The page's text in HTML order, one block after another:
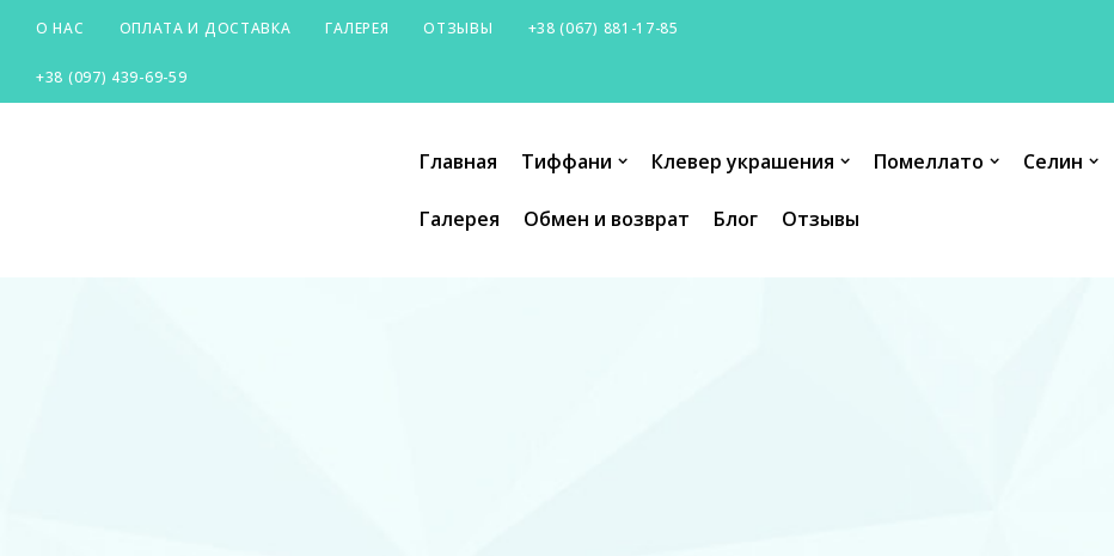
О НАС ОПЛАТА И ДОСТАВКА ГАЛЕРЕЯ ОТЗЫВЫ +38 (067) 881-17-85
+38 (097) 439-69-59
Главная Тиффани Клевер украшения Помеллато Селин
Галерея Обмен и возврат Блог Отзывы